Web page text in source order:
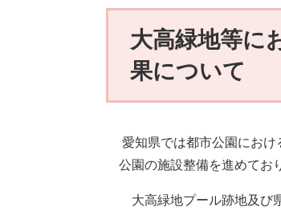
大高緑地等に
果について
愛知県では都市公園にお
公園の施設整備を進めてお
大高緑地プール跡地及び